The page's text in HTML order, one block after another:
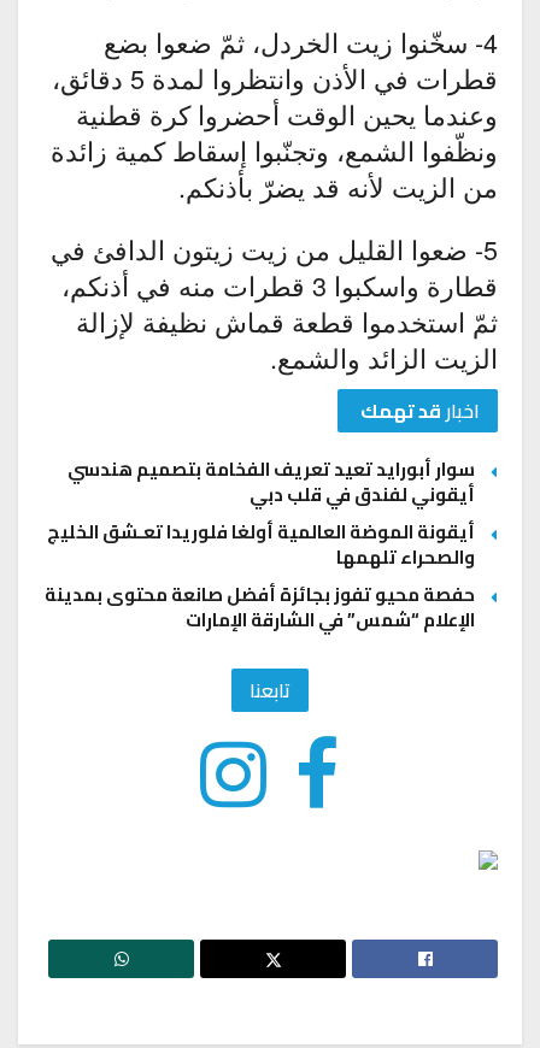
4- سخّنوا زيت الخردل، ثمّ ضعوا بضع
قطرات في الأذن وانتظروا لمدة 5 دقائق،
وعندما يحين الوقت أحضروا كرة قطنية
ونظّفوا الشمع، وتجنّبوا إسقاط كمية زائدة
من الزيت لأنه قد يضرّ بأذنكم.
5- ضعوا القليل من زيت زيتون الدافئ في
قطارة واسكبوا 3 قطرات منه في أذنكم،
ثمّ استخدموا قطعة قماش نظيفة لإزالة
الزيت الزائد والشمع.
اخبارقد تهمك
سوار أبورايد تعيد تعريف الفخامة بتصميم هندسي
أيقوني لفندق في قلب دبي
أيقونة الموضة العالمية أولغا فلوريدا تعـشق الخليج
والصحراء تلهمها
حفصة محيو تفوز بجائزة أفضل صانعة محتوى بمدينة
الإعلام “شمس” في الشارقة الإمارات
تابعنا